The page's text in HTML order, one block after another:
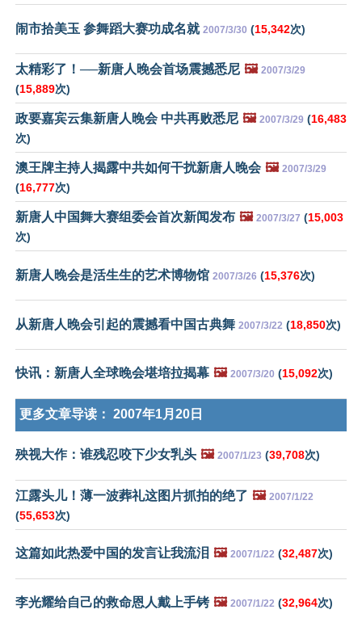
闹市拾美玉 参舞蹈大赛功成名就 2007/3/30 (15,342次)
太精彩了！──新唐人晚会首场震撼悉尼 🖼️ 2007/3/29
(15,889次)
政要嘉宾云集新唐人晚会 中共再败悉尼 🖼️ 2007/3/29 (16,483
次)
澳王牌主持人揭露中共如何干扰新唐人晚会 🖼️ 2007/3/29
(16,777次)
新唐人中国舞大赛组委会首次新闻发布 🖼️ 2007/3/27 (15,003
次)
新唐人晚会是活生生的艺术博物馆 2007/3/26 (15,376次)
从新唐人晚会引起的震撼看中国古典舞 2007/3/22 (18,850次)
快讯：新唐人全球晚会堪培拉揭幕 🖼️ 2007/3/20 (15,092次)
更多文章导读： 2007年1月20日
殃视大作：谁残忍咬下少女乳头 🖼️ 2007/1/23 (39,708次)
江露头儿！薄一波葬礼这图片抓拍的绝了 🖼️ 2007/1/22
(55,653次)
这篇如此热爱中国的发言让我流泪 🖼️ 2007/1/22 (32,487次)
李光耀给自己的救命恩人戴上手铐 🖼️ 2007/1/22 (32,964次)